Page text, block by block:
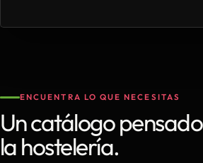
ENCUENTRA LO QUE NECESITAS
Un catálogo
la hostelería.